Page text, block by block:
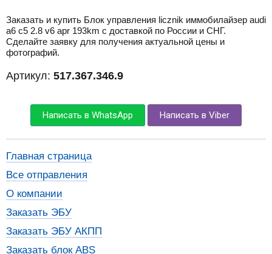
Заказать и купить Блок управления licznik иммобилайзер audi
a6 c5 2.8 v6 apr 193km с доставкой по России и СНГ.
Сделайте заявку для получения актуальной цены и
фотографий.
Артикул: 517.367.346.9
Написать в WhatsApp Написать в Viber
Главная страница
Все отправления
О компании
Заказать ЭБУ
Заказать ЭБУ АКПП
Заказать блок ABS